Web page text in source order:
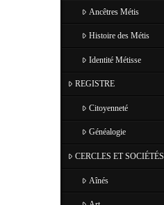
Ancêtres Métis
Histoire des Métis
Identité Métisse
REGISTRE
Citoyenneté
Généalogie
CERCLES ET SOCIÉTÉS
Aînés